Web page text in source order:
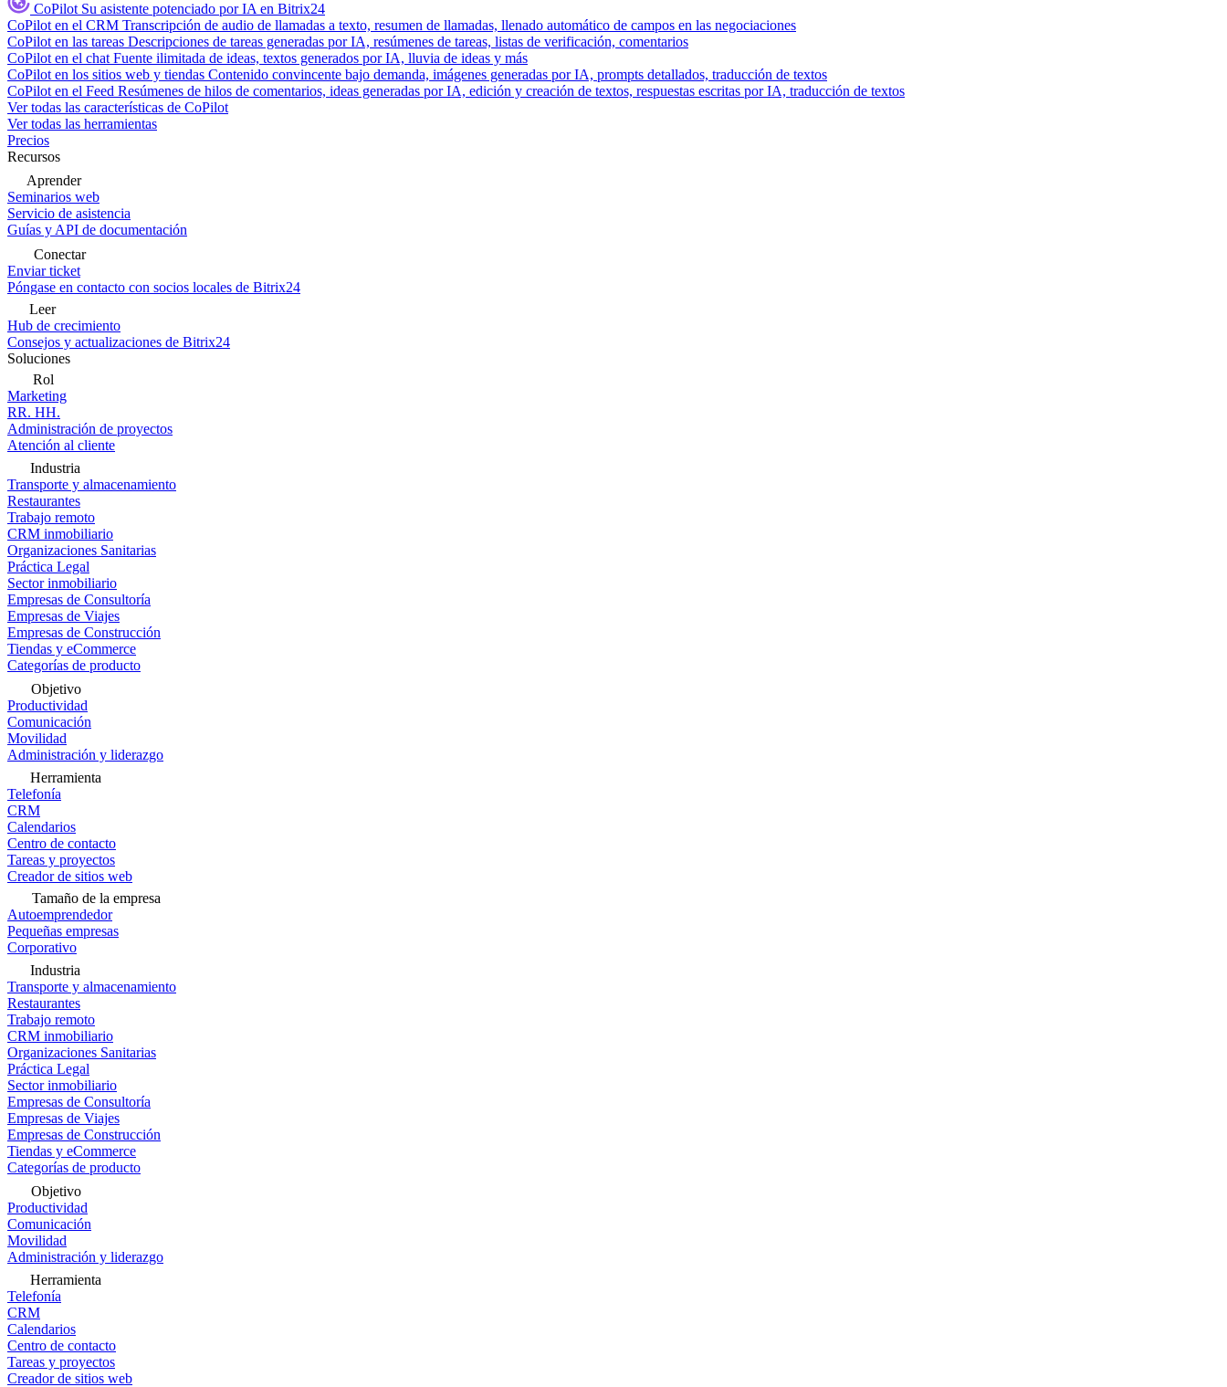
CoPilot Su asistente potenciado por IA en Bitrix24
CoPilot en el CRM Transcripción de audio de llamadas a texto, resumen de llamadas, llenado automático de campos en las negociaciones
CoPilot en las tareas Descripciones de tareas generadas por IA, resúmenes de tareas, listas de verificación, comentarios
CoPilot en el chat Fuente ilimitada de ideas, textos generados por IA, lluvia de ideas y más
CoPilot en los sitios web y tiendas Contenido convincente bajo demanda, imágenes generadas por IA, prompts detallados, traducción de textos
CoPilot en el Feed Resúmenes de hilos de comentarios, ideas generadas por IA, edición y creación de textos, respuestas escritas por IA, traducción de textos
Ver todas las características de CoPilot
Ver todas las herramientas
Precios
Recursos
Aprender
Seminarios web
Servicio de asistencia
Guías y API de documentación
Conectar
Enviar ticket
Póngase en contacto con socios locales de Bitrix24
Leer
Hub de crecimiento
Consejos y actualizaciones de Bitrix24
Soluciones
Rol
Marketing
RR. HH.
Administración de proyectos
Atención al cliente
Industria
Transporte y almacenamiento
Restaurantes
Trabajo remoto
CRM inmobiliario
Organizaciones Sanitarias
Práctica Legal
Sector inmobiliario
Empresas de Consultoría
Empresas de Viajes
Empresas de Construcción
Tiendas y eCommerce
Categorías de producto
Objetivo
Productividad
Comunicación
Movilidad
Administración y liderazgo
Herramienta
Telefonía
CRM
Calendarios
Centro de contacto
Tareas y proyectos
Creador de sitios web
Tamaño de la empresa
Autoemprendedor
Pequeñas empresas
Corporativo
Industria
Transporte y almacenamiento
Restaurantes
Trabajo remoto
CRM inmobiliario
Organizaciones Sanitarias
Práctica Legal
Sector inmobiliario
Empresas de Consultoría
Empresas de Viajes
Empresas de Construcción
Tiendas y eCommerce
Categorías de producto
Objetivo
Productividad
Comunicación
Movilidad
Administración y liderazgo
Herramienta
Telefonía
CRM
Calendarios
Centro de contacto
Tareas y proyectos
Creador de sitios web